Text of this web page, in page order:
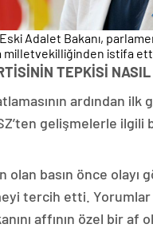
Eski Adalet Bakanı,
milletvekilliğinden istifa
TEPKİSİ NASIL
ardından
gelişmelerle ilgili
olan basın önce olayı
tercih etti.
affının özel bir af